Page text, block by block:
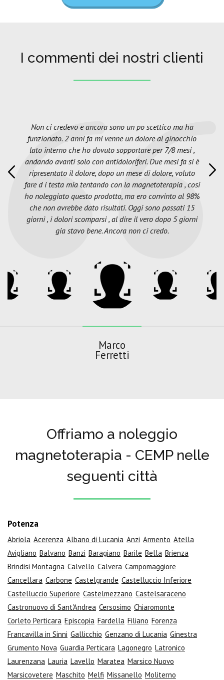
I commenti dei nostri clienti
Non ci credevo e ancora sono un po scettico ma ha
funzionato. 2 anni fa mi venne un dolore al ginocchio
lato interno che ho dovuto sopportare per 7/8 mesi ,
andando avanti solo con antidoloriferi. Due mesi fa si è
ripresentato il dolore, dopo un mese di dolore, voluto
fare d i testa mia tentando con la magnetoterapia , cosi
ho noleggiato questo prodotto, ma ero convinto al 98%
che non avrebbe dato risultati. Oggi sono passati 15
giorni , i dolori scomparsi , al dire il vero dopo 5 giorni
gia stavo bene. Ancora non ci credo.
Marco
Ferretti
Offriamo a noleggio
magnetoterapia - CEMP nelle
seguenti città
Potenza
Abriola Acerenza Albano di Lucania Anzi Armento Atella
Avigliano Balvano Banzi Baragiano Barile Bella Brienza
Brindisi Montagna Calvello Calvera Campomaggiore
Cancellara Carbone Castelgrande Castelluccio Inferiore
Castelluccio Superiore Castelmezzano Castelsaraceno
Castronuovo di Sant'Andrea Cersosimo Chiaromonte
Corleto Perticara Episcopia Fardella Filiano Forenza
Francavilla in Sinni Gallicchio Genzano di Lucania Ginestra
Grumento Nova Guardia Perticara Lagonegro Latronico
Laurenzana Lauria Lavello Maratea Marsico Nuovo
Marsicovetere Maschito Melfi Missanello Moliterno